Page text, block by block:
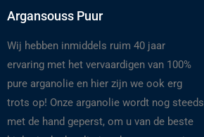
Argansouss Puur
Wij hebben inmiddels ruim 40 jaar
ervaring met het vervaardigen van 100%
pure arganolie en hier zijn we ook erg
trots op! Onze arganolie wordt nog steeds
met de hand geperst, om u van de beste